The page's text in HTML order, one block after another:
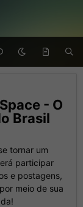
- O
Brasil
tornar um
participar
e postagens,
meio de sua